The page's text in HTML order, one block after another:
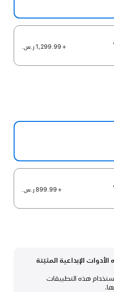
+ 1,299.99 ر.س.‏
+ 899.99 ر.س.‏
الإبداعية المثبّتة
هذه التطبيقات